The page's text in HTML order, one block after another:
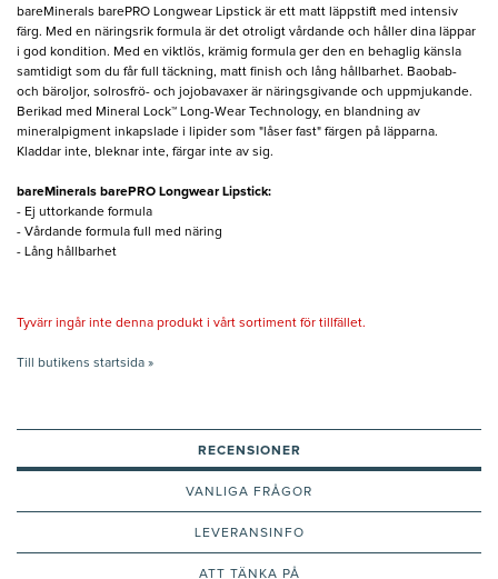
bareMinerals barePRO Longwear Lipstick är ett matt läppstift med intensiv
färg. Med en näringsrik formula är det otroligt vårdande och håller dina läppar
i god kondition. Med en viktlös, krämig formula ger den en behaglig känsla
samtidigt som du får full täckning, matt finish och lång hållbarhet. Baobab-
och bäroljor, solrosfrö- och jojobavaxer är näringsgivande och uppmjukande.
Berikad med Mineral Lock™ Long-Wear Technology, en blandning av
mineralpigment inkapslade i lipider som "låser fast" färgen på läpparna.
Kladdar inte, bleknar inte, färgar inte av sig.
bareMinerals barePRO Longwear Lipstick:
- Ej uttorkande formula
- Vårdande formula full med näring
- Lång hållbarhet
Tyvärr ingår inte denna produkt i vårt sortiment för tillfället.
Till butikens startsida »
RECENSIONER
VANLIGA FRÅGOR
LEVERANSINFO
ATT TÄNKA PÅ